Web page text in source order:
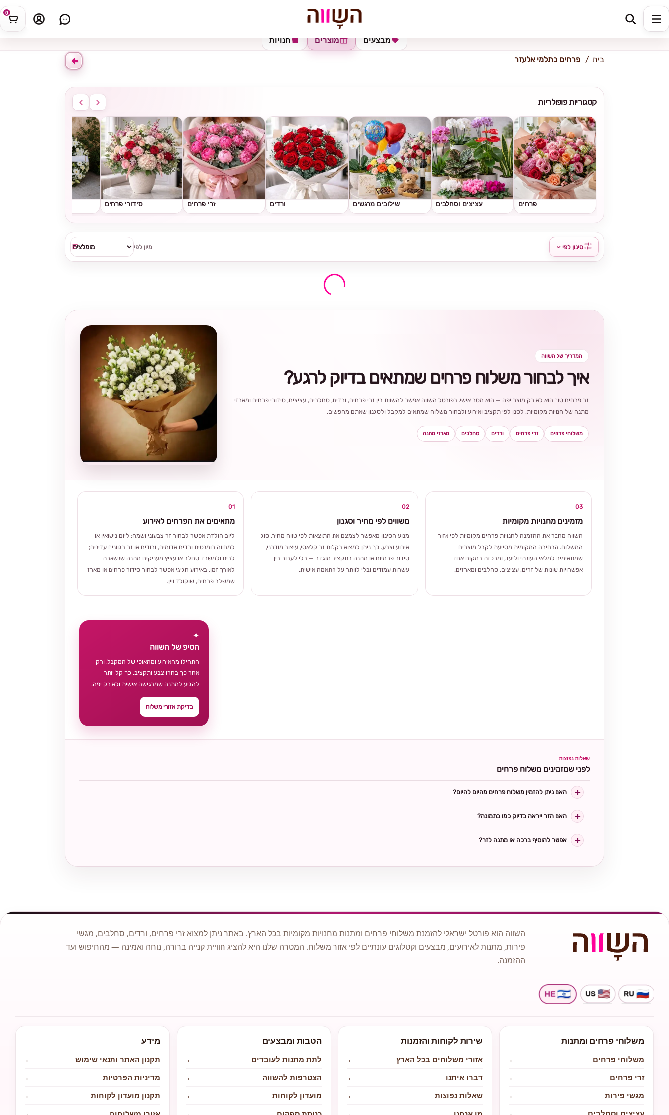
0 כתובת למשלוח
חנויות מוצרים מבצעים
בית פרחים בתלמי אלעזר
קטגוריות פופולריות
פרחים עציצים וסחלבים שילובים מרגשים ורדים זרי פרחים סידורי פרחים
מיון לפי סינון לפי
המדריך של השווה
איך לבחור משלוח פרחים שמתאים בדיוק לרגע?
זר פרחים טוב הוא לא רק מוצר יפה — הוא מסר אישי. בפורטל השווה אפשר להשוות בין זרי פרחים, ורדים, סחלבים, עציצים, סידורי פרחים ומארזי
מתנה של חנויות מקומיות, לסנן לפי תקציב ואירוע ולבחור משלוח שמתאים למקבל ולסגנון שאתם מחפשים.
משלוחי פרחים זרי פרחים ורדים סחלבים מארזי מתנה
01
מתאימים את הפרחים לאירוע
ליום הולדת אפשר לבחור זר צבעוני ושמח; ליום נישואין או
למחווה רומנטית ורדים אדומים, ורודים או זר בגוונים עדינים;
לבית ולמשרד סחלב או עציץ מעניקים מתנה שנשארת
לאורך זמן. באירוע חגיגי אפשר לבחור סידור פרחים או מארז
שמשלב פרחים, שוקולד ויין.
02
משווים לפי מחיר וסגנון
מנוע הסינון מאפשר לצמצם את התוצאות לפי טווח מחיר, סוג
אירוע וצבע. כך ניתן למצוא בקלות זר קלאסי, עיצוב מודרני,
סידור פרמיום או מתנה בתקציב מוגדר — בלי לעבור בין
עשרות עמודים ובלי לוותר על התאמה אישית.
03
מזמינים מחנויות מקומיות
השווה מחבר את ההזמנה לחנויות פרחים מקומיות לפי אזור
המשלוח. הבחירה המקומית מסייעת לקבל מוצרים
שמתאימים למלאי העונתי וליעד, ומרכזת במקום אחד
אפשרויות שונות של זרים, עציצים, סחלבים ומארזים.
✦
הטיפ של השווה
התחילו מהאירוע ומהאופי של המקבל, ורק
אחר כך בחרו צבע ותקציב. כך קל יותר
להגיע למתנה שמרגישה אישית ולא רק יפה.
בדיקת אזורי משלוח
שאלות נפוצות
לפני שמזמינים משלוח פרחים
האם ניתן להזמין משלוח פרחים מהיום להיום?
האם הזר ייראה בדיוק כמו בתמונה?
אפשר להוסיף ברכה או מתנה לזר?
השווה הוא פורטל ישראלי להזמנת משלוחי פרחים ומתנות מחנויות מקומיות בכל הארץ. באתר ניתן למצוא זרי פרחים, ורדים, סחלבים, מגשי
פירות, מתנות לאירועים, מבצעים וקטלוגים עונתיים לפי אזור משלוח. המטרה שלנו היא להציג חוויית קנייה ברורה, נוחה ואמינה — מהחיפוש ועד
ההזמנה.
משלוחי פרחים ומתנות
משלוחי פרחים
←
זרי פרחים
←
מגשי פירות
←
שירות לקוחות והזמנות
אזורי משלוחים בכל הארץ
←
דברו איתנו
←
שאלות נפוצות
←
הטבות ומבצעים
לתת מתנות לעובדים
←
הצטרפות להשווה
←
מועדון לקוחות
←
מידע
תקנון האתר ותנאי שימוש
←
מדיניות הפרטיות
←
תקנון מועדון לקוחות
←